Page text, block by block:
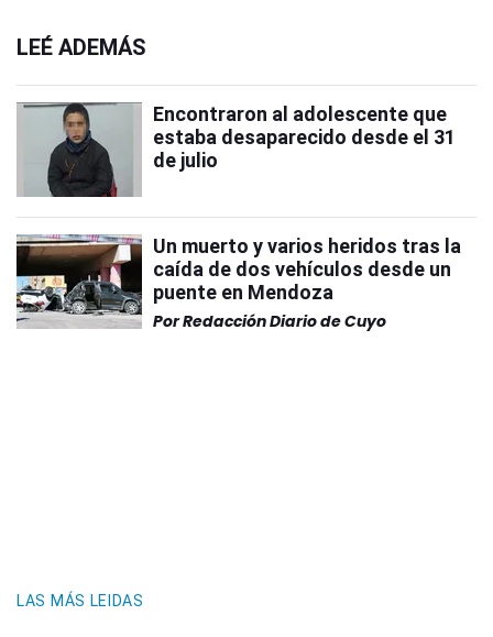
LEÉ ADEMÁS
Encontraron al adolescente que
estaba desaparecido desde el 31
de julio
Un muerto y varios heridos tras la
caída de dos vehículos desde un
puente en Mendoza
PorRedacción Diario de Cuyo
LAS MÁS LEIDAS